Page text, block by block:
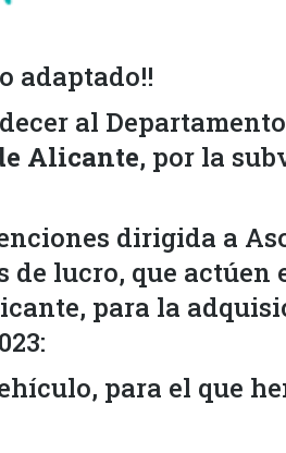
adaptado!!
al
Alicante, por la
dirigida a
lucro, que actúen
para la
para el que